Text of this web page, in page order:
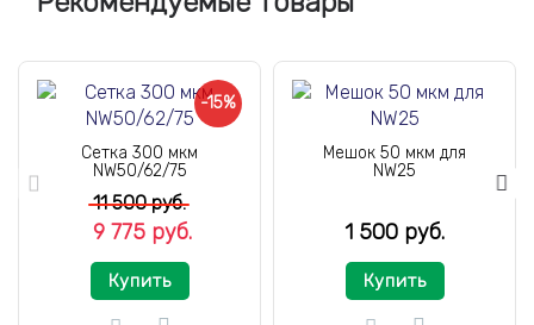
-15%
Сетка 300 мкм
NW50/62/75
11 500 руб.
9 775 руб.
Купить
Мешок 50 мкм для
NW25
1 500 руб.
Купить